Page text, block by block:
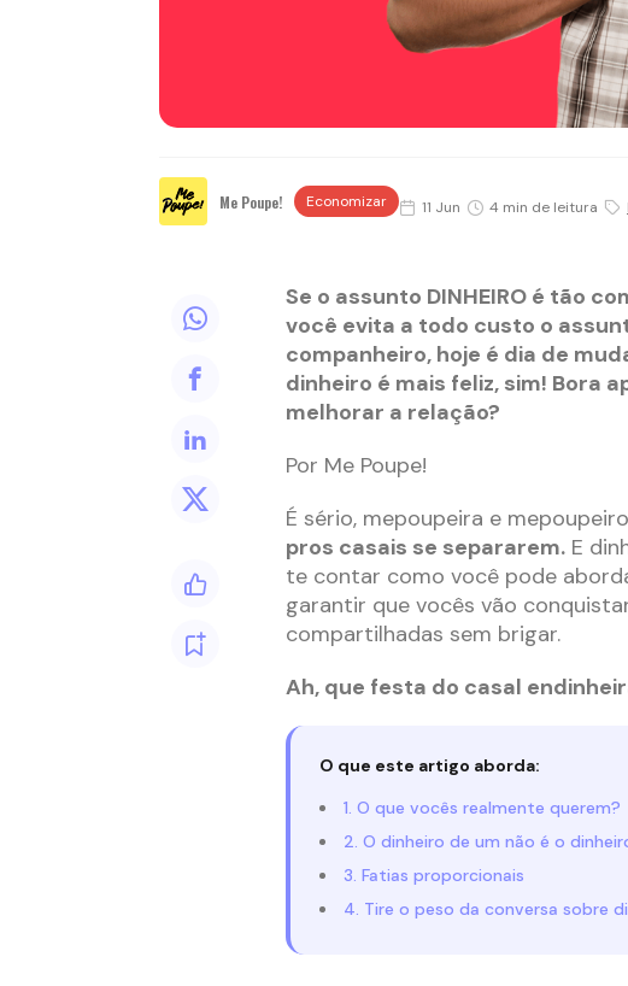
Me Poupe! Economizar 11 Jun 4 min de leitura
Se o assunto DINHEIRO é tão
você evita a todo custo o
companheiro, hoje é dia de
dinheiro é mais feliz, sim! Bora
melhorar a relação?
Por Me Poupe!
É sério, mepoupeira e
pros casais se separarem.E
te contar como você pode
garantir que vocês vão
compartilhadas sem brigar.
Ah, que festa do casal
O que este artigo aborda:
1. O que vocês realmente querem?
2. O dinheiro de um não é o
3. Fatias proporcionais
4. Tire o peso da conversa sobre